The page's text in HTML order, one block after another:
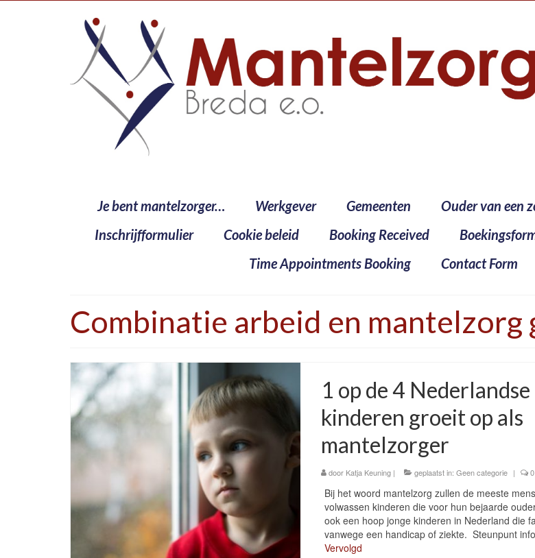
Je bent mantelzorger… Werkgever Gemeenten Ouder van een
Inschrijfformulier
Cookie beleid Booking Received
Time Appointments Booking
Contact Form
Combinatie arbeid en mantelzorg
1 op de 4 Nederlandse
kinderen groeit op als
mantelzorger
door Katja Keuning| geplaatst in: Geen categorie | 0
Bij het woord mantelzorg zullen de meeste
volwassen kinderen die voor hun bejaarde
ook een hoop jonge kinderen in Nederland die
vanwege een handicap of ziekte. Steunpunt
Vervolgd